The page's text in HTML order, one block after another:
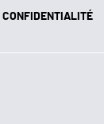
CONFIDENTIALITÉ